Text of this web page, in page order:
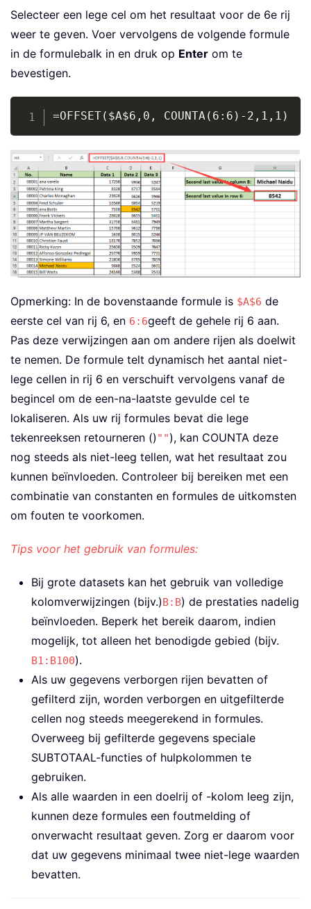
Selecteer een lege cel om het resultaat voor de 6e rij
weer te geven. Voer vervolgens de volgende formule
in de formulebalk in en druk op Enter om te
bevestigen.
=OFFSET($A$6,0, COUNTA(6:6)-2,1,1)
Copy
Opmerking: In de bovenstaande formule is $A$6 de
eerste cel van rij 6, en 6:6geeft de gehele rij 6 aan.
Pas deze verwijzingen aan om andere rijen als doelwit
te nemen. De formule telt dynamisch het aantal niet-
lege cellen in rij 6 en verschuift vervolgens vanaf de
begincel om de een-na-laatste gevulde cel te
lokaliseren. Als uw rij formules bevat die lege
tekenreeksen retourneren () ""), kan COUNTA deze
nog steeds als niet-leeg tellen, wat het resultaat zou
kunnen beïnvloeden. Controleer bij bereiken met een
combinatie van constanten en formules de uitkomsten
om fouten te voorkomen.
Tips voor het gebruik van formules:
Bij grote datasets kan het gebruik van volledige
kolomverwijzingen (bijv.)B:B) de prestaties nadelig
beïnvloeden. Beperk het bereik daarom, indien
mogelijk, tot alleen het benodigde gebied (bijv.
B1:B100).
Als uw gegevens verborgen rijen bevatten of
gefilterd zijn, worden verborgen en uitgefilterde
cellen nog steeds meegerekend in formules.
Overweeg bij gefilterde gegevens speciale
SUBTOTAAL-functies of hulpkolommen te
gebruiken.
Als alle waarden in een doelrij of -kolom leeg zijn,
kunnen deze formules een foutmelding of
onverwacht resultaat geven. Zorg er daarom voor
dat uw gegevens minimaal twee niet-lege waarden
bevatten.